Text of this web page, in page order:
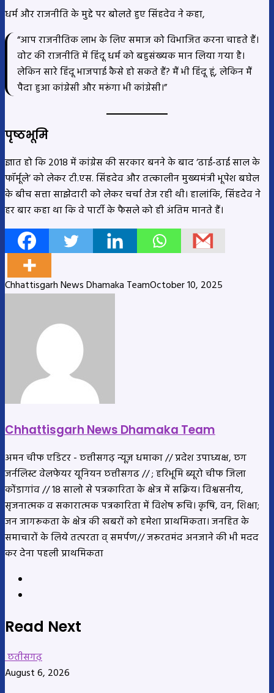
धर्म और राजनीति के मुद्दे पर बोलते हुए सिंहदेव ने कहा,
“आप राजनीतिक लाभ के लिए समाज को विभाजित करना चाहते हैं।
वोट की राजनीति में हिंदू धर्म को बहुसंख्यक मान लिया गया है।
लेकिन सारे हिंदू भाजपाई कैसे हो सकते हैं? मैं भी हिंदू हूं, लेकिन मैं
पैदा हुआ कांग्रेसी और मरूंगा भी कांग्रेसी।”
पृष्ठभूमि
ज्ञात हो कि 2018 में कांग्रेस की सरकार बनने के बाद ‘ढाई-ढाई साल के
फॉर्मूले’ को लेकर टी.एस. सिंहदेव और तत्कालीन मुख्यमंत्री भूपेश बघेल
के बीच सत्ता साझेदारी को लेकर चर्चा तेज रही थी। हालांकि, सिंहदेव ने
हर बार कहा था कि वे पार्टी के फैसले को ही अंतिम मानते हैं।
Chhattisgarh News Dhamaka TeamOctober 10, 2025
Chhattisgarh News Dhamaka Team
अमन चीफ एडिटर - छत्तीसगढ़ न्यूज़ धमाका // प्रदेश उपाध्यक्ष, छग
जर्नलिस्ट वेलफेयर यूनियन छत्तीसगढ // ; हरिभूमि ब्यूरो चीफ जिला
कोंडागांव // 18 सालो से पत्रकारिता के क्षेत्र में सक्रिय। विश्वसनीय,
सृजनात्मक व सकारात्मक पत्रकारिता में विशेष रूचि। कृषि, वन, शिक्षा;
जन जागरूकता के क्षेत्र की खबरों को हमेशा प्राथमिकता। जनहित के
समाचारों के लिये तत्परता व् समर्पण// जरूरतमंद अनजाने की भी मदद
कर देना पहली प्राथमिकता
Read Next
छतीसगढ़
August 6, 2026